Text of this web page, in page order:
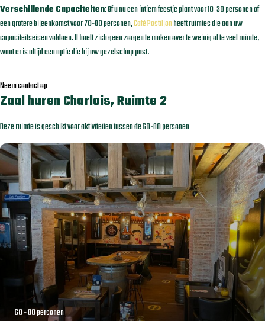
Verschillende Capaciteiten: Of u nu een intiem feestje plant voor 10-30 personen of
een grotere bijeenkomst voor 70-80 personen,Café Postiljonheeft ruimtes die aan uw
capaciteitseisen voldoen. U hoeft zich geen zorgen te maken over te weinig of te veel ruimte,
want er is altijd een optie die bij uw gezelschap past.
Neem contact op
Zaal huren Charlois, Ruimte 2
Deze ruimte is geschikt voor aktiviteiten tussen de 60-80 personen
60 - 80 personen